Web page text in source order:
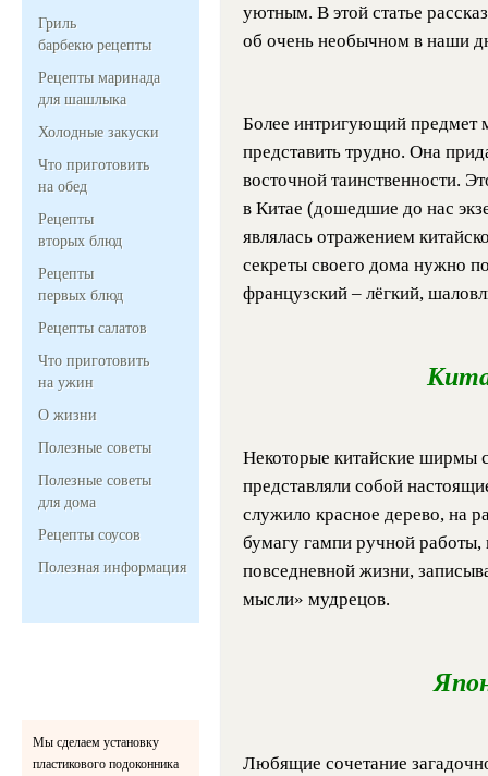
Гриль
барбекю рецепты
Рецепты маринада
для шашлыка
Холодные закуски
Что приготовить
на обед
Рецепты
вторых блюд
Рецепты
первых блюд
Рецепты салатов
Что приготовить
на ужин
О жизни
Полезные советы
Полезные советы
для дома
Рецепты соусов
Полезная информация
Мы сделаем установку
пластикового подоконника
уютным. В этой статье рассказ
об очень необычном в наши
Более интригующий предмет
представить трудно. Она
восточной таинственности.
в Китае (дошедшие до нас
являлась отражением
секреты своего дома нужно
французский – лёгкий,
Некоторые китайские ширмы
представляли собой
служило красное дерево, на
бумагу гампи ручной работы,
повседневной жизни,
мысли» мудрецов.
Любящие сочетание